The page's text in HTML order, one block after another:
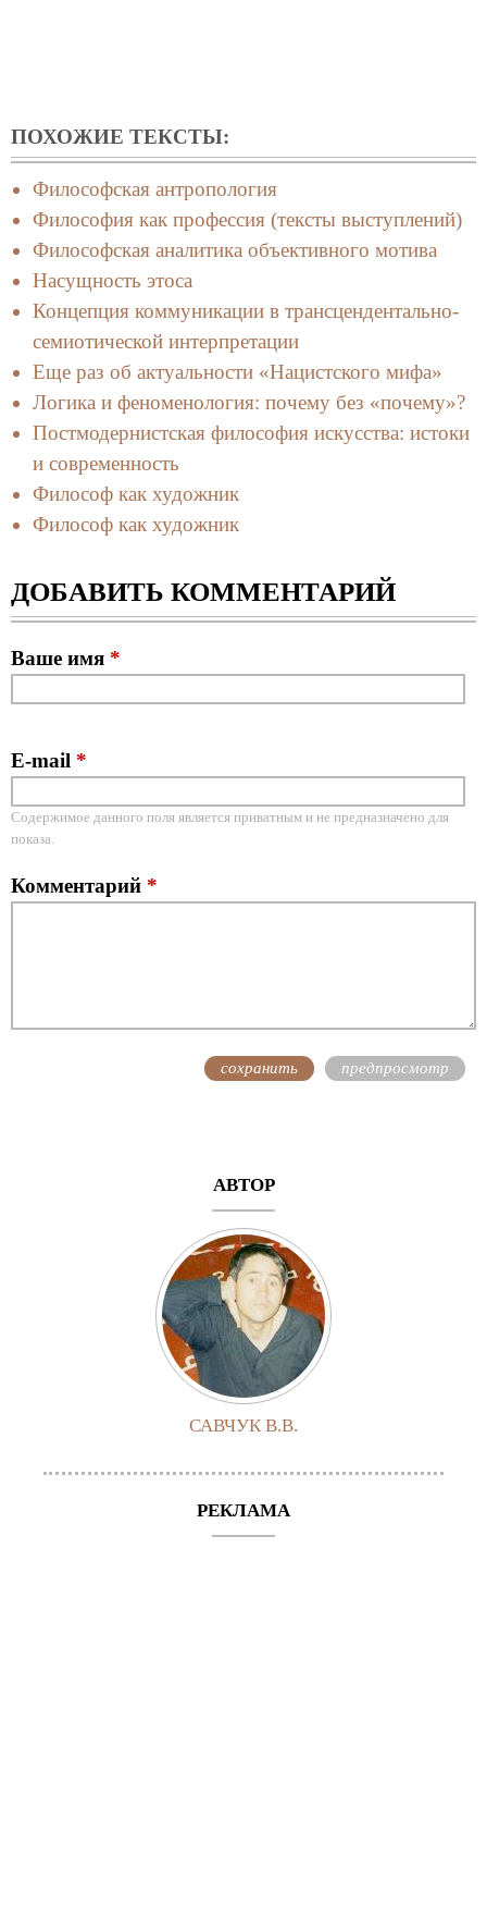
ПОХОЖИЕ ТЕКСТЫ:
Философская антропология
Философия как профессия (тексты выступлений)
Философская аналитика объективного мотива
Насущность этоса
Концепция коммуникации в трансцендентально-
семиотической интерпретации
Еще раз об актуальности «Нацистского мифа»
Логика и феноменология: почему без «почему»?
Постмодернистская философия искусства: истоки
и современность
Философ как художник
Философ как художник
ДОБАВИТЬ КОММЕНТАРИЙ
Ваше имя *
E-mail *
Содержимое данного поля является приватным и не предназначено для
показа.
Комментарий *
АВТОР
САВЧУК В.В.
РЕКЛАМА